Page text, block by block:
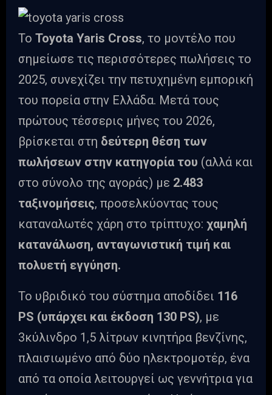
Το Toyota Yaris Cross, το μοντέλο που
σημείωσε τις περισσότερες πωλήσεις το
2025, συνεχίζει την πετυχημένη εμπορική
του πορεία στην Ελλάδα. Μετά τους
πρώτους τέσσερις μήνες του 2026,
βρίσκεται στη δεύτερη θέση των
πωλήσεων στην κατηγορία του (αλλά και
στο σύνολο της αγοράς) με 2.483
ταξινομήσεις, προσελκύοντας τους
καταναλωτές χάρη στο τρίπτυχο: χαμηλή
κατανάλωση, ανταγωνιστική τιμή και
πολυετή εγγύηση.
Το υβριδικό του σύστημα αποδίδει 116
PS (υπάρχει και έκδοση 130 PS), με
3κύλινδρο 1,5 λίτρων κινητήρα βενζίνης,
πλαισιωμένο από δύο ηλεκτρομοτέρ, ένα
από τα οποία λειτουργεί ως γεννήτρια για